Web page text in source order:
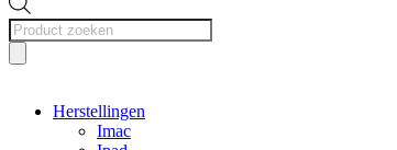
Producten
zoeken
Herstellingen
Imac